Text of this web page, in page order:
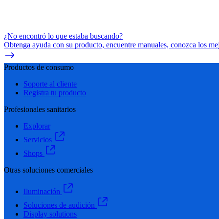
¿No encontró lo que estaba buscando?
Obtenga ayuda con su producto, encuentre manuales, conozca los
Productos de consumo
Soporte al cliente
Registra tu producto
Profesionales sanitarios
Explorar
Servicios
Shops
Otras soluciones comerciales
Iluminación
Soluciones de audición
Display solutions